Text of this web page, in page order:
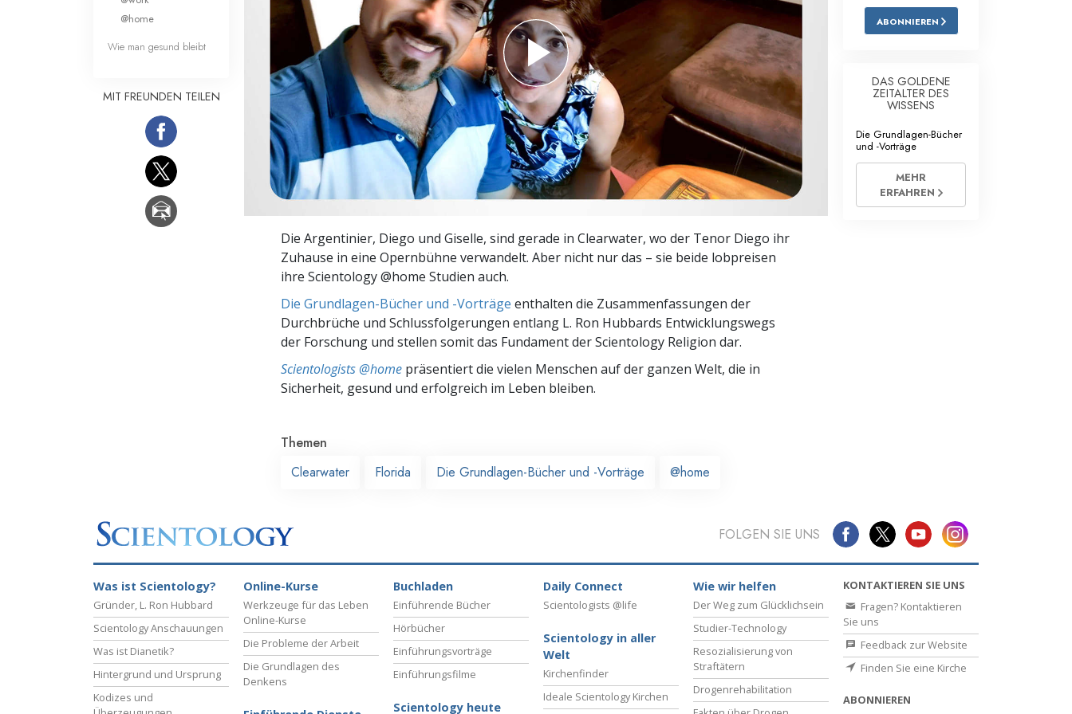
Liebe und Hass – Was ist Größe?
Antworten auf das Drogenproblem
Kinder
Werkzeuge für den Arbeitsplatz
Ethik und die Zustände
Die Ursache von Unterdrückung
Ermittlungen
Grundlagen des Organisierens
Die Argentinier, Diego und Giselle, sind gerade in Clearwater, wo der Tenor Diego ihr
Zuhause in eine Opernbühne verwandelt. Aber nicht nur das – sie beide lobpreisen
ihre Scientology @home Studien auch.
Die Grundlagen-Bücher und -Vorträge enthalten die Zusammenfassungen der
Durchbrüche und Schlussfolgerungen entlang L. Ron Hubbards Entwicklungswegs
der Forschung und stellen somit das Fundament der Scientology Religion dar.
Scientologists @home präsentiert die vielen Menschen auf der ganzen Welt, die in
Sicherheit, gesund und erfolgreich im Leben bleiben.
Themen
Clearwater
Florida Die Grundlagen-Bücher und -Vorträge @home
@home
Wie man gesund bleibt
MIT FREUNDEN TEILEN
ABONNIEREN
DAS GOLDENE
ZEITALTER DES
WISSENS
Die Grundlagen-Bücher
und -Vorträge
MEHR
ERFAHREN
FOLGEN SIE UNS
Was ist Scientology?
Gründer, L. Ron Hubbard
Scientology Anschauungen
Was ist Dianetik?
Hintergrund und Ursprung
Kodizes und
Online-Kurse
Werkzeuge für das Leben
Online-Kurse
Die Probleme der Arbeit
Die Grundlagen des
Denkens
Buchladen
Einführende Bücher
Hörbücher
Einführungsvorträge
Einführungsfilme
Scientology heute
Daily Connect
Scientologists @life
Scientology in aller
Welt
Kirchenfinder
Ideale Scientology Kirchen
Wie wir helfen
Der Weg zum Glücklichsein
Studier-Technology
Resozialisierung von
Straftätern
Drogenrehabilitation
KONTAKTIEREN SIE UNS
Fragen? Kontaktieren
Sie uns
Feedback zur Website
Finden Sie eine Kirche
ABONNIEREN